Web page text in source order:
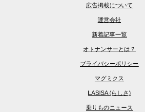
広告掲載について
運営会社
新着記事一覧
オトナンサーとは？
プライバシーポリシー
マグミクス
LASISA (らしさ)
乗りものニュース